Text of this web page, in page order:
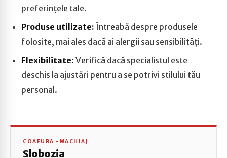
preferințele tale.
Produse utilizate: Întreabă despre produsele
folosite, mai ales dacă ai alergii sau sensibilități.
Flexibilitate: Verifică dacă specialistul este
deschis la ajustări pentru a se potrivi stilului tău
personal.
COAFURA -MACHIAJ
Slobozia